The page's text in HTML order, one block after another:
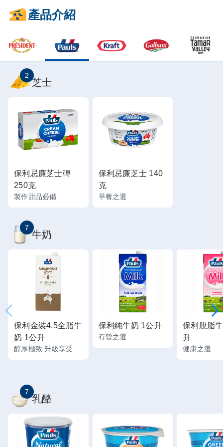
產品介紹
2
芝士
保利忌廉芝士磚
250克
製作甜品必備
保利忌廉芝士 140
克
早餐之選
7
牛奶
保利金裝4.5全脂牛
奶 1公升
醇厚極致 升級享受
保利純牛奶 1公升
有營之選
保利脫脂
升
健康之選
7
乳酪